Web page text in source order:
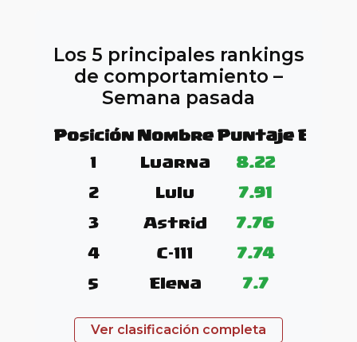
Los 5 principales rankings
de comportamiento –
Semana pasada
Posición Nombre Puntaje
1
Luarna 8.22
2 Lulu 7.91
3 Astrid 7.76
4 C-111 7.74
5 Elena 7.7
Ver clasificación completa